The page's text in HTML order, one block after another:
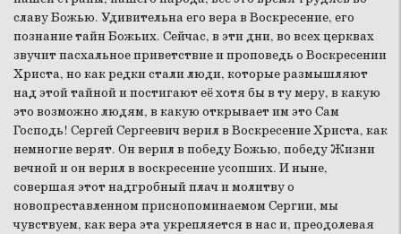
славу Божью. Удивительна его вера в Воскресение, его
познание тайн Божьих. Сейчас, в эти дни, во всех церквах
звучит пасхальное приветствие и проповедь о Воскресении
Христа, но как редки стали люди, которые размышляют
над этой тайной и постигают её хотя бы в ту меру, в какую
это возможно людям, в какую открывает им это Сам
Господь! Сергей Сергеевич верил в Воскресение Христа, как
немногие верят. Он верил в победу Божью, победу Жизни
вечной и он верил в воскресение усопших. И ныне,
совершая этот надгробный плач и молитву о
новопреставленном приснопоминаемом Сергии, мы
чувствуем, как вера эта укрепляется в нас и, преодолевая